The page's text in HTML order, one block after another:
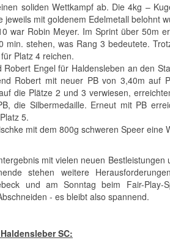
soliden Wettkampf ab. Die 4kg –
jeweils mit goldenem Edelmetall belohnt
war Robin Meyer. Im Sprint über 50m
min. stehen, was Rang 3 bedeutete.
Platz 4 reichen.
Engel für Haldensleben an den
Robert mit neuer PB von 3,40m auf
die Plätze 2 und 3 verwiesen,
die Silbermedaille. Erneut mit PB
5.
mit dem 800g schweren Speer eine
mit vielen neuen
stehen weitere
und am Sonntag beim Fair-
- es bleibt also spannend.
SC: